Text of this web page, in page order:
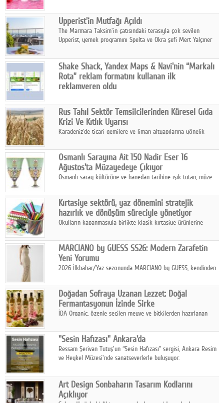
ürünleriyle hem yurt içinde hem de uluslararası pazarlarda
büyümesini sürdürüyor.
Upperist'in Mutfağı Açıldı
The Marmara Taksim'in çatısındaki terasıyla çok sevilen
Upperist, yemek programını Spelta ve Okra şefi Mert Yalçıner
Shake Shack, Yandex Maps & Navi'nin “Markalı
Rota” reklam formatını kullanan ilk
reklamveren oldu
artırmak amacıyla Cereyan Medya ve Yandex Ads iş birliğiyle
Yandex Maps & Navi'nin yeni "Markalı Rota" reklam formatını
kullanan ilk marka oldu.
Rus Tahıl Sektör Temsilcilerinden Küresel Gıda
Krizi Ve Kıtlık Uyarısı
Karadeniz'de ticari gemilere ve liman altyapılarına yönelik
geçirdi.
Osmanlı Sarayına Ait 150 Nadir Eser 16
Ağustos'ta Müzayedeye Çıkıyor
Osmanlı saray kültürüne ve hanedan tarihine ışık tutan, müze
Ağustos'ta Arthill Müzecilik'in düzenleyeceği özel müzayedede
koleksiyonerlerle buluşuyor
Kırtasiye sektörü, yaz dönemini stratejik
hazırlık ve dönüşüm süreciyle yönetiyor
Okulların kapanmasıyla birlikte klasik kırtasiye ürünlerine
sanat ve eğitici aktivite ürünleriyle dinamik bir biçimde
geçiriyor.
MARCIANO by GUESS SS26: Modern Zarafetin
Yeni Yorumu
2026 İlkbahar/Yaz sezonunda MARCIANO by GUESS, kendinden
Doğadan Sofraya Uzanan Lezzet: Doğal
Fermantasyonun İzinde Sirke
İDA Organic, özenle seçilen meyve ve bitkilerden hazırlanan
sofralarına taşıyor.
"Sesin Hafızası" Ankara'da
Ressam Şerivan Tutuş'un “Sesin Hafızası” sergisi, Ankara Resim
ve Heykel Müzesi'nde sanatseverlerle buluşuyor.
Art Design Sonbaharın Tasarım Kodlarını
Açıklıyor